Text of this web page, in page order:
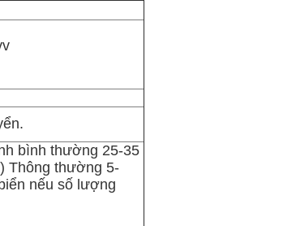
bình thường 25-35
Thông thường 5-
nếu số lượng